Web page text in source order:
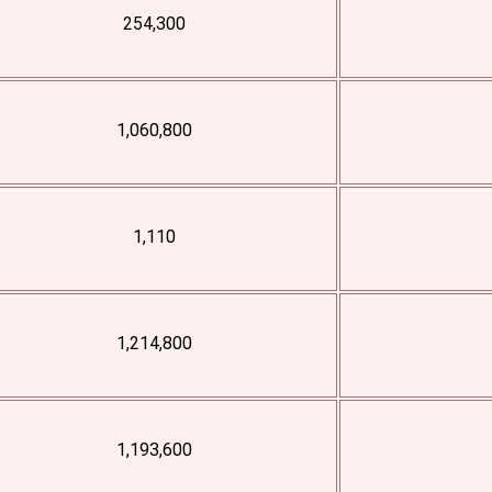
254,300
1,060,800
1,110
1,214,800
1,193,600